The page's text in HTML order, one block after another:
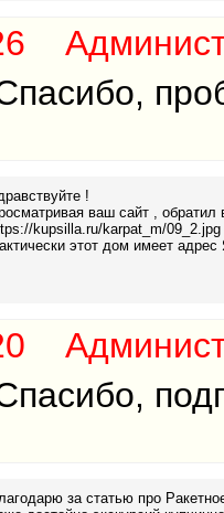
!
ваш сайт ,
kupsilla.ru/karpat_m/09_2.jpg
этот дом имеет
за статью про